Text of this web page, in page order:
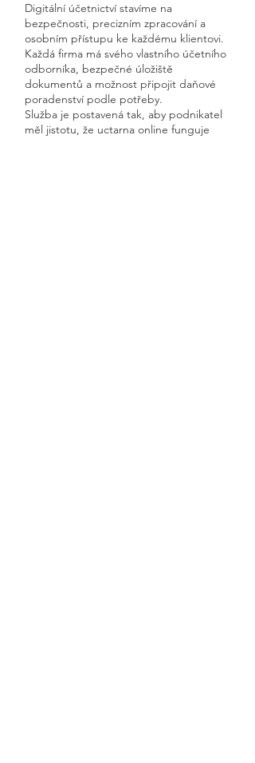
Digitální účetnictví stavíme na
bezpečnosti, precizním zpracování a
osobním přístupu ke každému klientovi.
Každá firma má svého vlastního účetního
odborníka, bezpečné úložiště
dokumentů a možnost připojit daňové
poradenství podle potřeby.
Služba je postavená tak, aby podnikatel
měl jistotu, že uctarna online funguje